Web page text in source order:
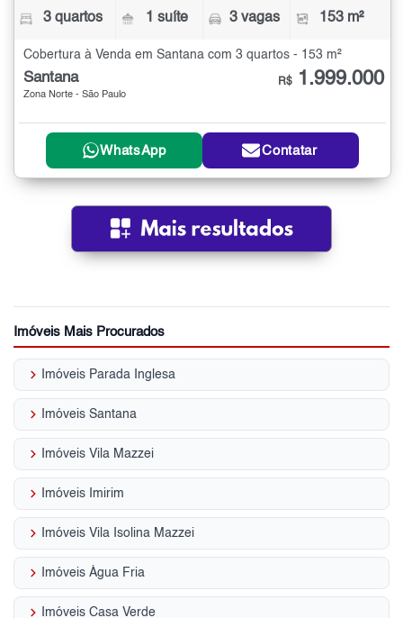
3 quartos 1 suíte 3 vagas 153 m²
Cobertura à Venda em Santana com 3 quartos - 153 m²
Santana
Zona Norte - São Paulo
R$ 1.999.000
WhatsApp Contatar
Imóveis Mais Procurados
keyboard_arrow_right Imóveis Parada Inglesa
keyboard_arrow_right Imóveis Santana
keyboard_arrow_right Imóveis Vila Mazzei
keyboard_arrow_right Imóveis Imirim
keyboard_arrow_right Imóveis Vila Isolina Mazzei
keyboard_arrow_right Imóveis Água Fria
keyboard_arrow_right Imóveis Casa Verde